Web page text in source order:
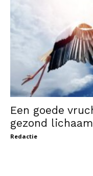
Een goede
gezond lichaam
Redactie